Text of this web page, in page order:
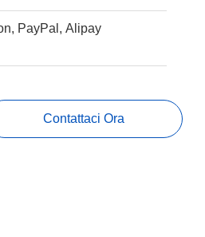
PayPal, Alipay
Contattaci Ora